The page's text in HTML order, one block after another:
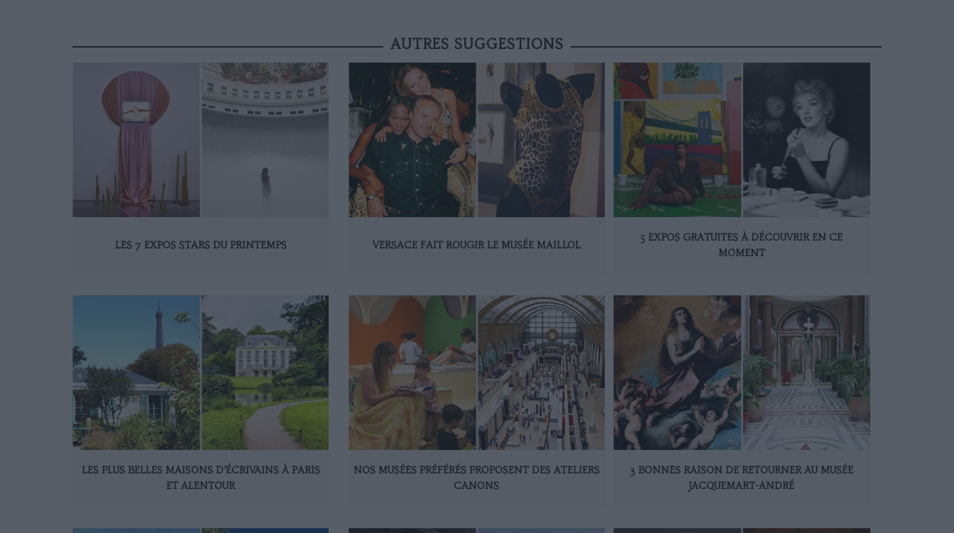
AUTRES SUGGESTIONS
LES 7 EXPOS STARS DU PRINTEMPS VERSACE FAIT ROUGIR LE MUSÉE MAILLOL
5 EXPOS GRATUITES À DÉCOUVRIR EN CE
MOMENT
LES PLUS BELLES MAISONS D’ÉCRIVAINS À PARIS
ET ALENTOUR
NOS MUSÉES PRÉFÉRÉS PROPOSENT DES ATELIERS
CANONS
3 BONNES RAISON DE RETOURNER AU MUSÉE
JACQUEMART-ANDRÉ